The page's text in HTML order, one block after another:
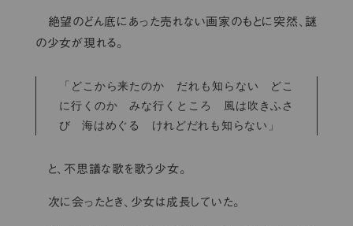
絶望のどん底にあった売れない画家のもとに突然、謎
の少女が現れる。
「どこから来たのか だれも知らない どこ
に行くのか みな行くところ 風は吹きふさ
び 海はめぐる けれどだれも知らない」
と、不思議な歌を歌う少女。
次に会ったとき、少女は成長していた。